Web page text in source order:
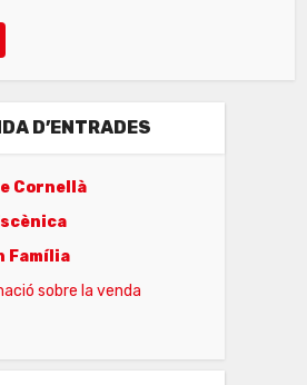
D’ENTRADES
Cornellà
Família
sobre la venda